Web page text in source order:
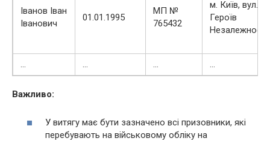
Іванов Іван
Іванович
01.01.1995
МП №
765432
м. Київ, вул.
Героїв
… … … …
Важливо:
У витягу має бути зазначено всі призовники, які
перебувають на військовому обліку на